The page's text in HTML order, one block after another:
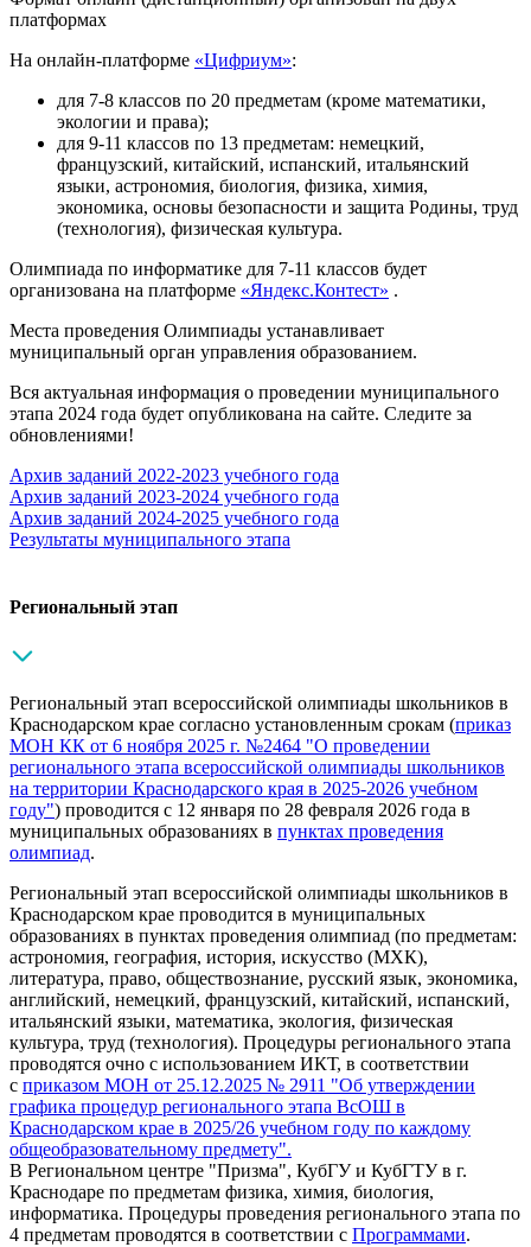
платформах
На онлайн-платформе «Цифриум»:
для 7-8 классов по 20 предметам (кроме математики,
экологии и права);
для 9-11 классов по 13 предметам: немецкий,
французский, китайский, испанский, итальянский
языки, астрономия, биология, физика, химия,
экономика, основы безопасности и защита Родины, труд
(технология), физическая культура.
Олимпиада по информатике для 7-11 классов будет
организована на платформе «Яндекс.Контест» .
Места проведения Олимпиады устанавливает
муниципальный орган управления образованием.
Вся актуальная информация о проведении муниципального
этапа 2024 года будет опубликована на сайте. Следите за
обновлениями!
Архив заданий 2022-2023 учебного года
Архив заданий 2023-2024 учебного года
Архив заданий 2024-2025 учебного года
Результаты муниципального этапа
Региональный этап
Региональный этап всероссийской олимпиады школьников в
Краснодарском крае согласно установленным срокам (приказ
МОН КК от 6 ноября 2025 г. №2464 "О проведении
регионального этапа всероссийской олимпиады школьников
на территории Краснодарского края в 2025-2026 учебном
году") проводится с 12 января по 28 февраля 2026 года в
муниципальных образованиях в пунктах проведения
олимпиад.
Региональный этап всероссийской олимпиады школьников в
Краснодарском крае проводится в муниципальных
образованиях в пунктах проведения олимпиад (по предметам:
астрономия, география, история, искусство (МХК),
литература, право, обществознание, русский язык, экономика,
английский, немецкий, французский, китайский, испанский,
итальянский языки, математика, экология, физическая
культура, труд (технология). Процедуры регионального этапа
проводятся очно с использованием ИКТ, в соответствии
с приказом МОН от 25.12.2025 № 2911 "Об утверждении
графика процедур регионального этапа ВсОШ в
Краснодарском крае в 2025/26 учебном году по каждому
общеобразовательному предмету".
В Региональном центре "Призма", КубГУ и КубГТУ в г.
Краснодаре по предметам физика, химия, биология,
информатика. Процедуры проведения регионального этапа по
4 предметам проводятся в соответствии с Программами.